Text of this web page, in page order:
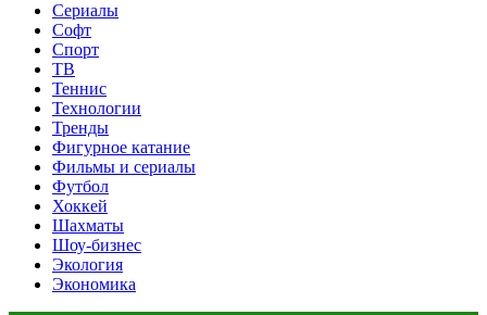
Сериалы
Софт
Спорт
ТВ
Теннис
Технологии
Тренды
Фигурное катание
Фильмы и сериалы
Футбол
Хоккей
Шахматы
Шоу-бизнес
Экология
Экономика